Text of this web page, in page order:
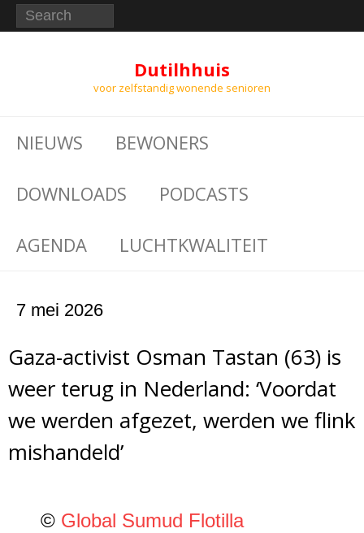
Dutilhhuis
voor zelfstandig wonende senioren
NIEUWS BEWONERS
DOWNLOADS PODCASTS
AGENDA LUCHTKWALITEIT
7 mei 2026
Gaza-activist Osman Tastan (63) is
weer terug in Nederland: ‘Voordat
we werden afgezet, werden we flink
mishandeld’
© Global Sumud Flotilla